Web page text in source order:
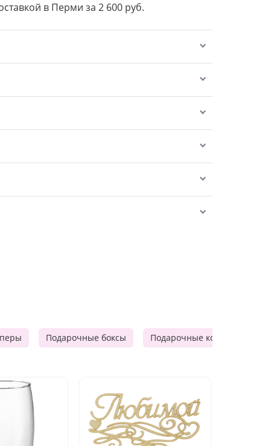
в Перми за 2 600 руб.
Подарочные боксы Подарочные корзины